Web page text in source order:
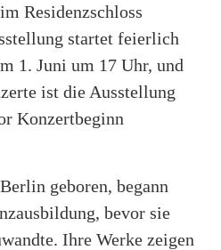
Residenzschloss
startet feierlich
1. Juni um 17 Uhr, und
ist die Ausstellung
Konzertbeginn
geboren, begann
bevor sie
Ihre Werke zeigen